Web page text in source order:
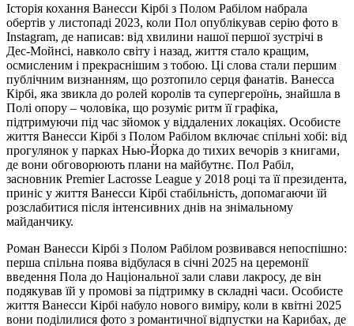
Історія кохання Ванесси Кірбі з Полом Рабілом набрала
обертів у листопаді 2023, коли Пол опублікував серію фото в
Instagram, де написав: від хвилини нашої першої зустрічі в
Дес-Мойнсі, навколо світу і назад, життя стало кращим,
осмисленим і прекраснішим з тобою. Ці слова стали першим
публічним визнанням, що розтопило серця фанатів. Ванесса
Кірбі, яка звикла до ролей королів та супергероїнь, знайшла в
Полі опору – чоловіка, що розуміє ритм її графіка,
підтримуючи під час зйомок у віддалених локаціях. Особисте
життя Ванесси Кірбі з Полом Рабілом включає спільні хобі: від
прогулянок у парках Нью-Йорка до тихих вечорів з книгами,
де вони обговорюють плани на майбутнє. Пол Рабіл,
засновник Premier Lacrosse League у 2018 році та її президента,
приніс у життя Ванесси Кірбі стабільність, допомагаючи їй
розслабитися після інтенсивних днів на знімальному
майданчику.
Роман Ванесси Кірбі з Полом Рабілом розвивався непоспішно:
перша спільна поява відбулася в січні 2025 на церемонії
введення Пола до Національної зали слави лакросу, де він
подякував їй у промові за підтримку в складні часи. Особисте
життя Ванесси Кірбі набуло нового виміру, коли в квітні 2025
вони поділилися фото з романтичної відпустки на Карибах, де